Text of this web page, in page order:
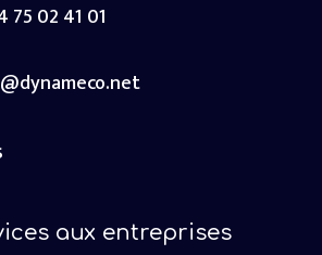
75 02 41 01
aux entreprises